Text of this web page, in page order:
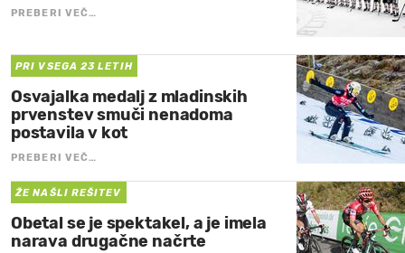
PREBERI VEČ…
PRI VSEGA 23 LETIH
Osvajalka medalj z mladinskih
prvenstev smuči nenadoma
postavila v kot
PREBERI VEČ…
ŽE NAŠLI REŠITEV
Obetal se je spektakel, a je imela
narava drugačne načrte